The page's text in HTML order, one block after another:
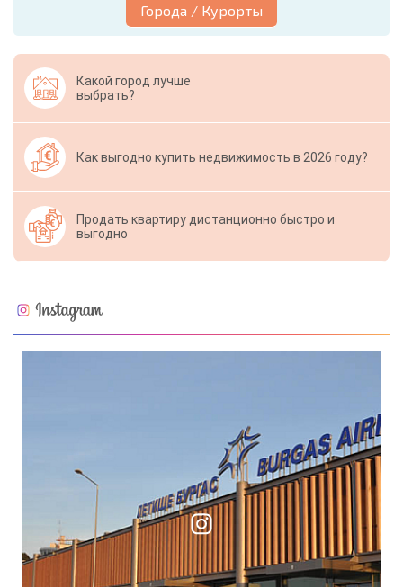
Города / Курорты
Какой город лучше
выбрать?
Как выгодно купить недвижимость в 2026 году?
Продать квартиру дистанционно быстро и
выгодно